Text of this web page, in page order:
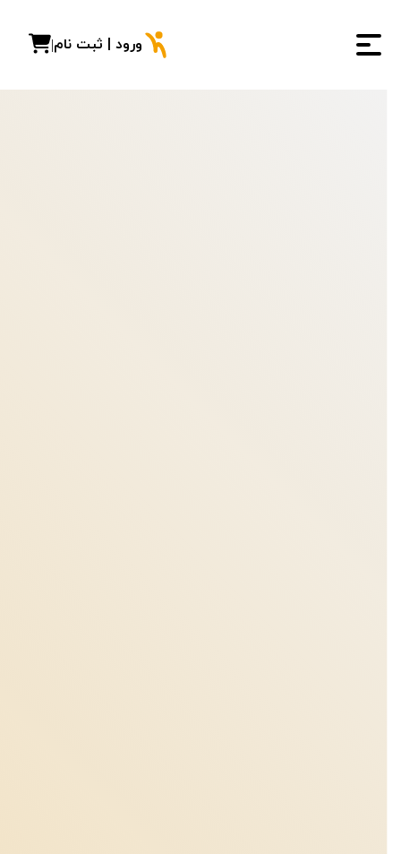
ورود | ثبت نام|